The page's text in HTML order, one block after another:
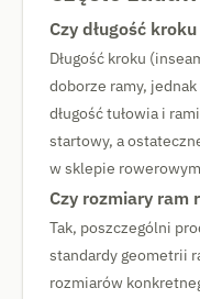
Czy długość
Długość kroku
doborze ramy,
długość tułowia i
startowy, a
w sklepie
Czy rozmiary ram
Tak, poszczególni
standardy geometrii
rozmiarów